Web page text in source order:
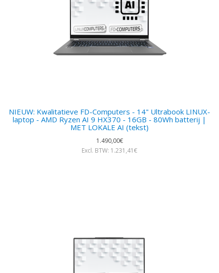
NIEUW: Kwalitatieve FD-Computers - 14" Ultrabook LINUX-
laptop - AMD Ryzen AI 9 HX370 - 16GB - 80Wh batterij |
MET LOKALE AI (tekst)
1.490,00€
Excl. BTW: 1.231,41€